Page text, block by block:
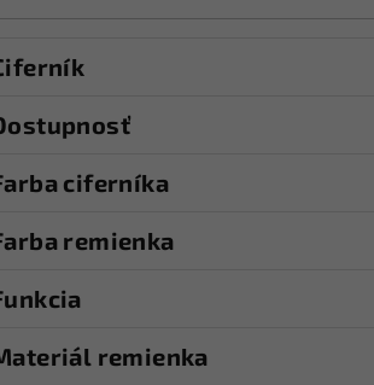
ciferníka
remienka
remienka